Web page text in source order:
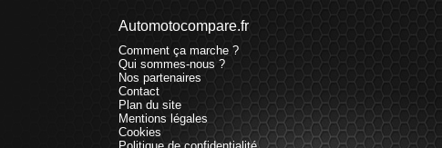
Automotocompare.fr
Comment ça marche ?
Qui sommes-nous ?
Nos partenaires
Contact
Plan du site
Mentions légales
Cookies